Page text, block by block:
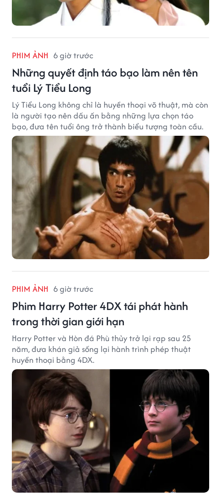
PHIM ẢNH 6 giờ trước
Những quyết định táo bạo làm nên tên
tuổi Lý Tiểu Long
Lý Tiểu Long không chỉ là huyền thoại võ thuật, mà còn
là người tạo nên dấu ấn bằng những lựa chọn táo
bạo, đưa tên tuổi ông trở thành biểu tượng toàn cầu.
PHIM ẢNH 6 giờ trước
Phim Harry Potter 4DX tái phát hành
trong thời gian giới hạn
Harry Potter và Hòn đá Phù thủy trở lại rạp sau 25
năm, đưa khán giả sống lại hành trình phép thuật
huyền thoại bằng 4DX.